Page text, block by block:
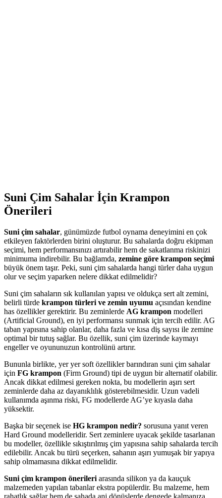
Suni Çim Sahalar İçin Krampon
Önerileri
Suni çim sahalar, günümüzde futbol oynama deneyimini en çok
etkileyen faktörlerden birini oluşturur. Bu sahalarda doğru ekipman
seçimi, hem performansınızı artırabilir hem de sakatlanma riskinizi
minimuma indirebilir. Bu bağlamda, zemine göre krampon seçimi
büyük önem taşır. Peki, suni çim sahalarda hangi türler daha uygun
olur ve seçim yaparken nelere dikkat edilmelidir?
Suni çim sahaların sık kullanılan yapısı ve oldukça sert alt zemini,
belirli türde krampon türleri ve zemin uyumu açısından kendine
has özellikler gerektirir. Bu zeminlerde AG krampon modelleri
(Artificial Ground), en iyi performansı sunmak için tercih edilir. AG
taban yapısına sahip olanlar, daha fazla ve kısa diş sayısı ile zemine
optimal bir tutuş sağlar. Bu özellik, suni çim üzerinde kaymayı
engeller ve oyununuzun kontrolünü artırır.
Bununla birlikte, yer yer soft özellikler barındıran suni çim sahalar
için FG krampon (Firm Ground) tipi de uygun bir alternatif olabilir.
Ancak dikkat edilmesi gereken nokta, bu modellerin aşırı sert
zeminlerde daha az dayanıklılık gösterebilmesidir. Uzun vadeli
kullanımda aşınma riski, FG modellerde AG’ye kıyasla daha
yüksektir.
Başka bir seçenek ise HG krampon nedir? sorusuna yanıt veren
Hard Ground modelleridir. Sert zeminlere uyacak şekilde tasarlanan
bu modeller, özellikle sıkıştırılmış çim yapısına sahip sahalarda tercih
edilebilir. Ancak bu türü seçerken, sahanın aşırı yumuşak bir yapıya
sahip olmamasına dikkat edilmelidir.
Suni çim krampon önerileri arasında silikon ya da kauçuk
malzemeden yapılan tabanlar ekstra popülerdir. Bu malzeme, hem
rahatlık sağlar hem de sahada ani dönüşlerde dengede kalmanıza